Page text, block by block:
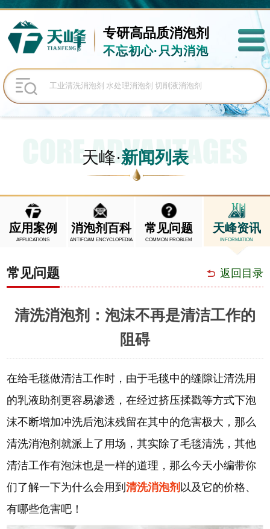
专研高品质消泡剂
不忘初心·只为消泡
天峰·新闻列表
应用案例
APPLICATIONS
消泡剂百科
ANTIFOAM ENCYCLOPEDIA
常见问题
COMMON PROBLEM
天峰资讯
INFORMATION
常见问题 返回目录
清洗消泡剂：泡沫不再是清洁工作的
阻碍
在给毛毯做清洁工作时，由于毛毯中的缝隙让清洗用
的乳液助剂更容易渗透，在经过挤压揉戳等方式下泡
沫不断增加冲洗后泡沫残留在其中的危害极大，那么
清洗消泡剂就派上了用场，其实除了毛毯清洗，其他
清洁工作有泡沫也是一样的道理，那么今天小编带你
们了解一下为什么会用到清洗消泡剂 以及它的价格、
有哪些危害吧！